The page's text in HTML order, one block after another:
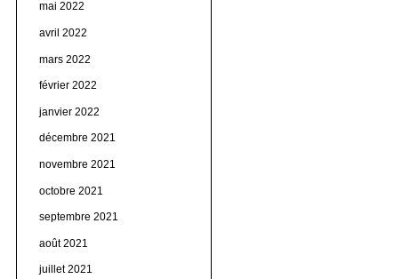
mai 2022
avril 2022
mars 2022
février 2022
janvier 2022
décembre 2021
novembre 2021
octobre 2021
septembre 2021
août 2021
juillet 2021